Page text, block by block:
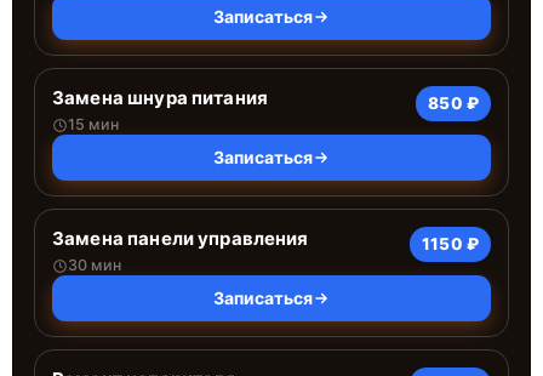
Записаться
Замена шнура питания
15 мин
850 ₽
Записаться
Замена панели управления
30 мин
1150 ₽
Записаться